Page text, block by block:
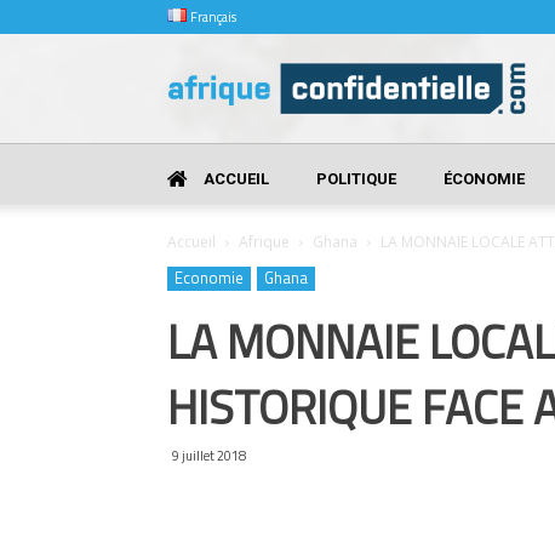
Français
Confidentielle
ACCUEIL POLITIQUE ÉCONOMIE
Accueil Afrique Ghana LA MONNAIE LOCALE
Economie Ghana
LA MONNAIE
HISTORIQUE FACE
9 juillet 2018